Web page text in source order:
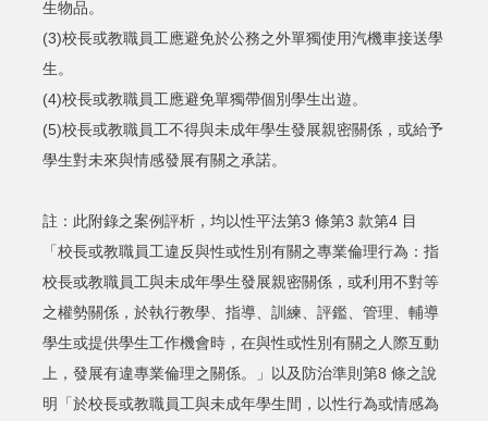
生物品。
(3)校長或教職員工應避免於公務之外單獨使用汽機車接送學
生。
(4)校長或教職員工應避免單獨帶個別學生出遊。
(5)校長或教職員工不得與未成年學生發展親密關係，或給予
學生對未來與情感發展有關之承諾。
註：此附錄之案例評析，均以性平法第3 條第3 款第4 目
「校長或教職員工違反與性或性別有關之專業倫理行為：指
校長或教職員工與未成年學生發展親密關係，或利用不對等
之權勢關係，於執行教學、指導、訓練、評鑑、管理、輔導
學生或提供學生工作機會時，在與性或性別有關之人際互動
上，發展有違專業倫理之關係。」以及防治準則第8 條之說
明「於校長或教職員工與未成年學生間，以性行為或情感為